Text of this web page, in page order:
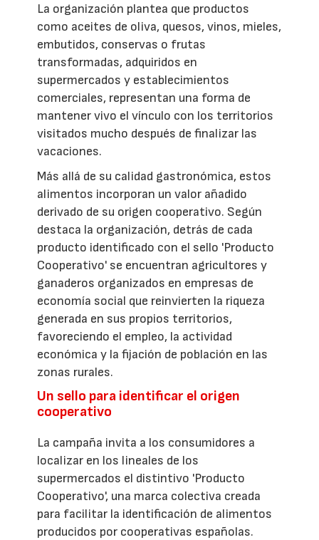
La organización plantea que productos
como aceites de oliva, quesos, vinos, mieles,
embutidos, conservas o frutas
transformadas, adquiridos en
supermercados y establecimientos
comerciales, representan una forma de
mantener vivo el vínculo con los territorios
visitados mucho después de finalizar las
vacaciones.
Más allá de su calidad gastronómica, estos
alimentos incorporan un valor añadido
derivado de su origen cooperativo. Según
destaca la organización, detrás de cada
producto identificado con el sello 'Producto
Cooperativo' se encuentran agricultores y
ganaderos organizados en empresas de
economía social que reinvierten la riqueza
generada en sus propios territorios,
favoreciendo el empleo, la actividad
económica y la fijación de población en las
zonas rurales.
Un sello para identificar el origen
cooperativo
La campaña invita a los consumidores a
localizar en los lineales de los
supermercados el distintivo 'Producto
Cooperativo', una marca colectiva creada
para facilitar la identificación de alimentos
producidos por cooperativas españolas.